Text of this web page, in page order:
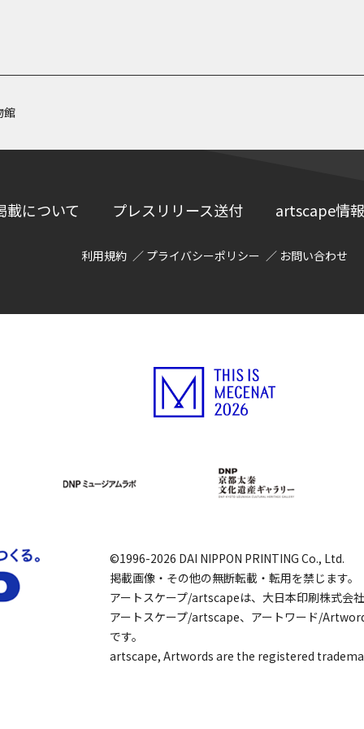
館
載について プレスリリース送付 artscape情
利用規約 プライバシーポリシー お問い合わせ
©1996-2026 DAI NIPPON PRINTING Co., Ltd.
掲載画像・その他の無断転載・転用を禁じます。
アートスケープ/artscapeは、大日本印刷株式会社
アートスケープ/artscape、アートワード/
です。
artscape, Artwords are the registered